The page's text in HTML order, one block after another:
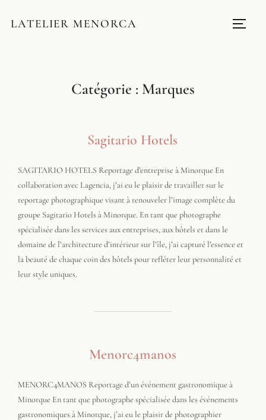
LATELIER MENORCA
Catégorie : Marques
Sagitario Hotels
SAGITARIO HOTELS Reportage d’entreprise à Minorque En
collaboration avec Lagencia, j’ai eu le plaisir de travailler sur le
reportage photographique visant à renouveler l’image complète du
groupe Sagitario Hotels à Minorque. En tant que photographe
spécialisée dans les services aux entreprises, aux hôtels et dans le
domaine de l’architecture d’intérieur sur l’île, j’ai capturé l’essence et
la beauté de chaque coin des hôtels pour refléter leur personnalité et
leur style uniques.
Menorc4manos
MENORC4MANOS Reportage d’un événement gastronomique à
Minorque En tant que photographe spécialisée dans les événements
gastronomiques à Minorque, j’ai eu le plaisir de photographier